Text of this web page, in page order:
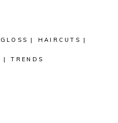
GLOSS HAIRCUTS
TRENDS